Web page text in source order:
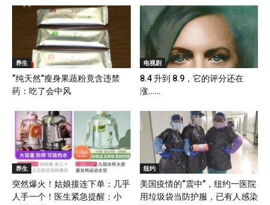
养生
“纯天然”瘦身果蔬粉竟含违禁
药：吃了会中风
电视剧
8.4 升到 8.9，它的评分还在
涨……
养生
突然爆火！姑娘接连下单：几乎
人手一个！医生紧急提醒：小
纽约
美国疫情的“震中”，纽约一医院
用垃圾袋当防护服，已有人感染